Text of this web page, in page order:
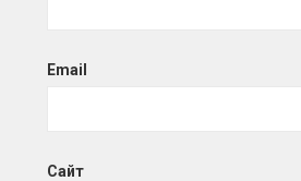
Email
Сайт